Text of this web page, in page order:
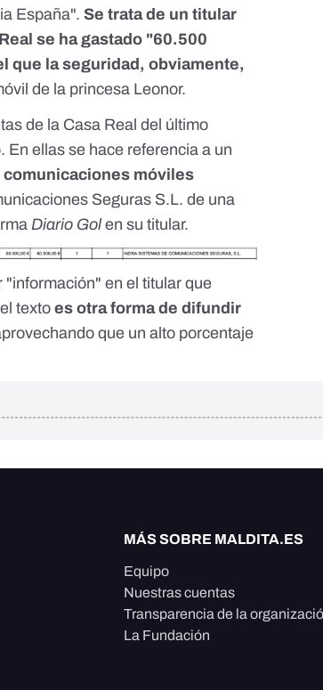
España".Se trata de un titular
se ha gastado "60.500
que la seguridad, obviamente,
de la princesa Leonor.
de la Casa Real del último
. En ellas se hace referencia a un
móviles
Seguras S.L. de una
Diario Golen su titular.
"información" en el titular que
textoes otra forma de difundir
que un alto porcentaje
MÁS SOBRE MALDITA.ES
Equipo
Nuestras cuentas
Transparencia de la
La Fundación